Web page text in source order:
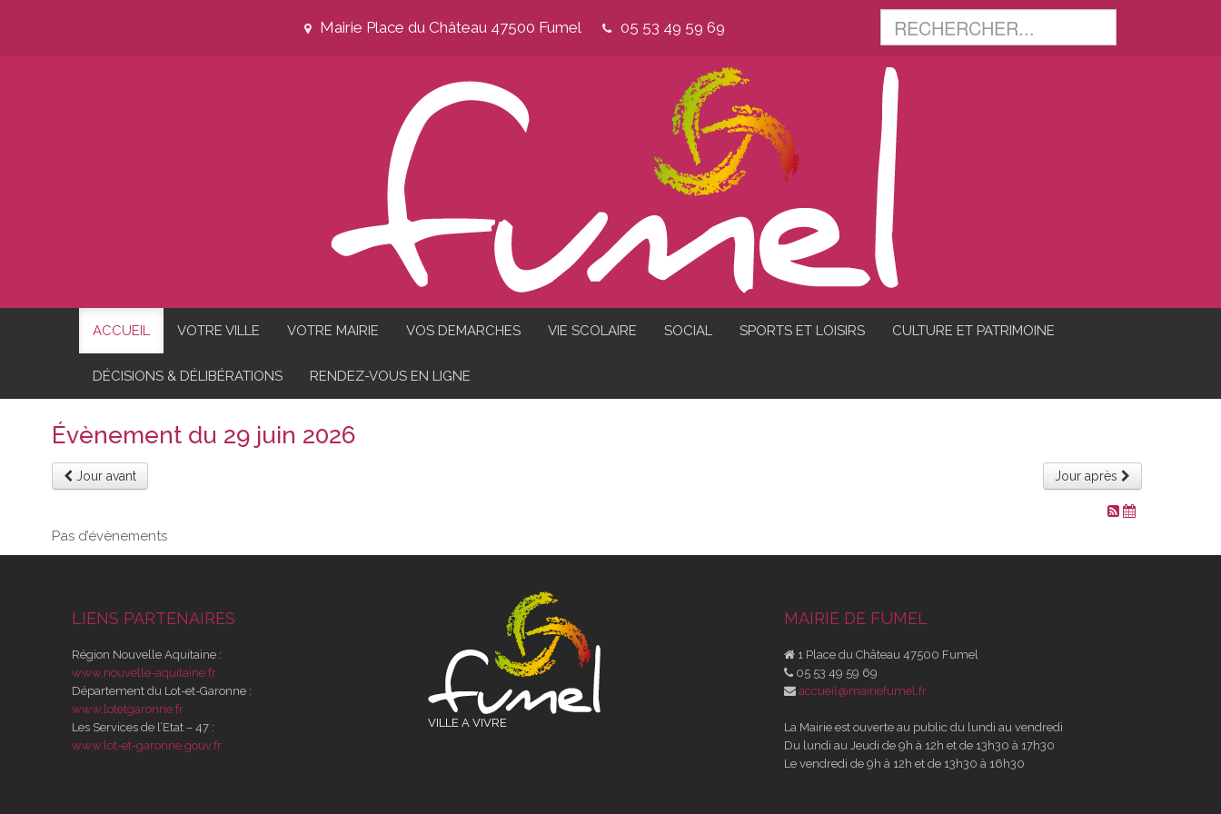
Mairie Place du Château 47500 Fumel 05 53 49 59 69
ACCUEIL VOTRE VILLE VOTRE MAIRIE VOS DEMARCHES VIE SCOLAIRE SOCIAL SPORTS ET LOISIRS CULTURE ET PATRIMOINE
DÉCISIONS & DÉLIBÉRATIONS RENDEZ-VOUS EN LIGNE
Évènement du 29 juin 2026
Jour avant Jour après
Pas d’évènements
LIENS PARTENAIRES
Région Nouvelle Aquitaine :
www.nouvelle-aquitaine.fr
Département du Lot-et-Garonne :
www.lotetgaronne.fr
Les Services de l’Etat – 47 :
www.lot-et-garonne.gouv.fr
VILLE A VIVRE
MAIRIE DE FUMEL
1 Place du Château 47500 Fumel
05 53 49 59 69
accueil@mairiefumel.fr
La Mairie est ouverte au public du lundi au vendredi
Du lundi au Jeudi de 9h à 12h et de 13h30 à 17h30
Le vendredi de 9h à 12h et de 13h30 à 16h30